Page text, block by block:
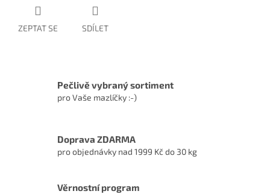
ZEPTAT SE SDÍLET
Pečlivě vybraný sortiment
pro Vaše mazlíčky :-)
Doprava ZDARMA
pro objednávky nad 1999 Kč do 30 kg
Věrnostní program